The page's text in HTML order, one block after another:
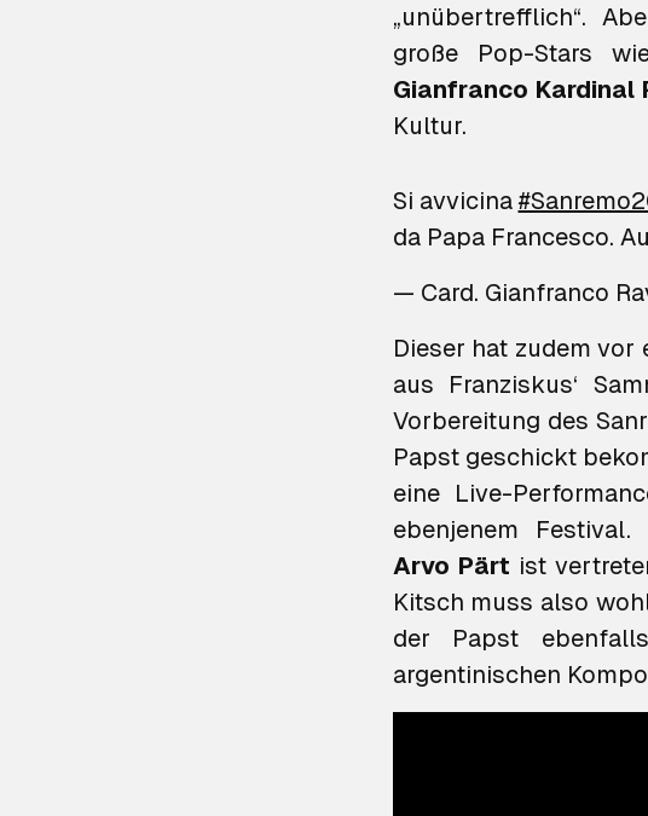
„unübertrefflich“.
große Pop-Stars
Gianfranco Kardinal
Kultur.
Si avvicina
da Papa Francesco.
— Card. Gianfranco
Dieser hat zudem vor
aus Franziskus‘
Vorbereitung des
Papst geschickt
eine Live-
ebenjenem
Arvo Pärt ist
Kitsch muss also
der Papst
argentinischen